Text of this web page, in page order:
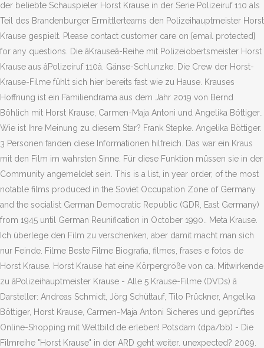
der beliebte Schauspieler Horst Krause in der Serie Polizeiruf 110 als
Teil des Brandenburger Ermittlerteams den Polizeihauptmeister Horst
Krause gespielt. Please contact customer care on [email protected]
for any questions. Die âKrauseâ-Reihe mit Polizeiobertsmeister Horst
Krause aus âPolizeiruf 110â. Gänse-Schlunzke. Die Crew der Horst-
Krause-Filme fühlt sich hier bereits fast wie zu Hause. Krauses
Hoffnung ist ein Familiendrama aus dem Jahr 2019 von Bernd
Böhlich mit Horst Krause, Carmen-Maja Antoni und Angelika Böttiger..
Wie ist Ihre Meinung zu diesem Star? Frank Stepke. Angelika Böttiger.
3 Personen fanden diese Informationen hilfreich. Das war ein Kraus
mit den Film im wahrsten Sinne. Für diese Funktion müssen sie in der
Community angemeldet sein. This is a list, in year order, of the most
notable films produced in the Soviet Occupation Zone of Germany
and the socialist German Democratic Republic (GDR, East Germany)
from 1945 until German Reunification in October 1990.. Meta Krause.
Ich überlege den Film zu verschenken, aber damit macht man sich
nur Feinde. Filme Beste Filme Biografia, filmes, frases e fotos de
Horst Krause. Horst Krause hat eine Körpergröße von ca. Mitwirkende
zu âPolizeihauptmeister Krause - Alle 5 Krause-Filme (DVDs) â
Darsteller: Andreas Schmidt, Jörg Schüttauf, Tilo Prückner, Angelika
Böttiger, Horst Krause, Carmen-Maja Antoni Sicheres und geprüftes
Online-Shopping mit Weltbild.de erleben! Potsdam (dpa/bb) - Die
Filmreihe "Horst Krause" in der ARD geht weiter. unexpected? 2009.